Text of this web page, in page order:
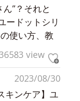
”？それと
ードットシリ
使い方、教
view
2023/08/30
キンケア】ユ